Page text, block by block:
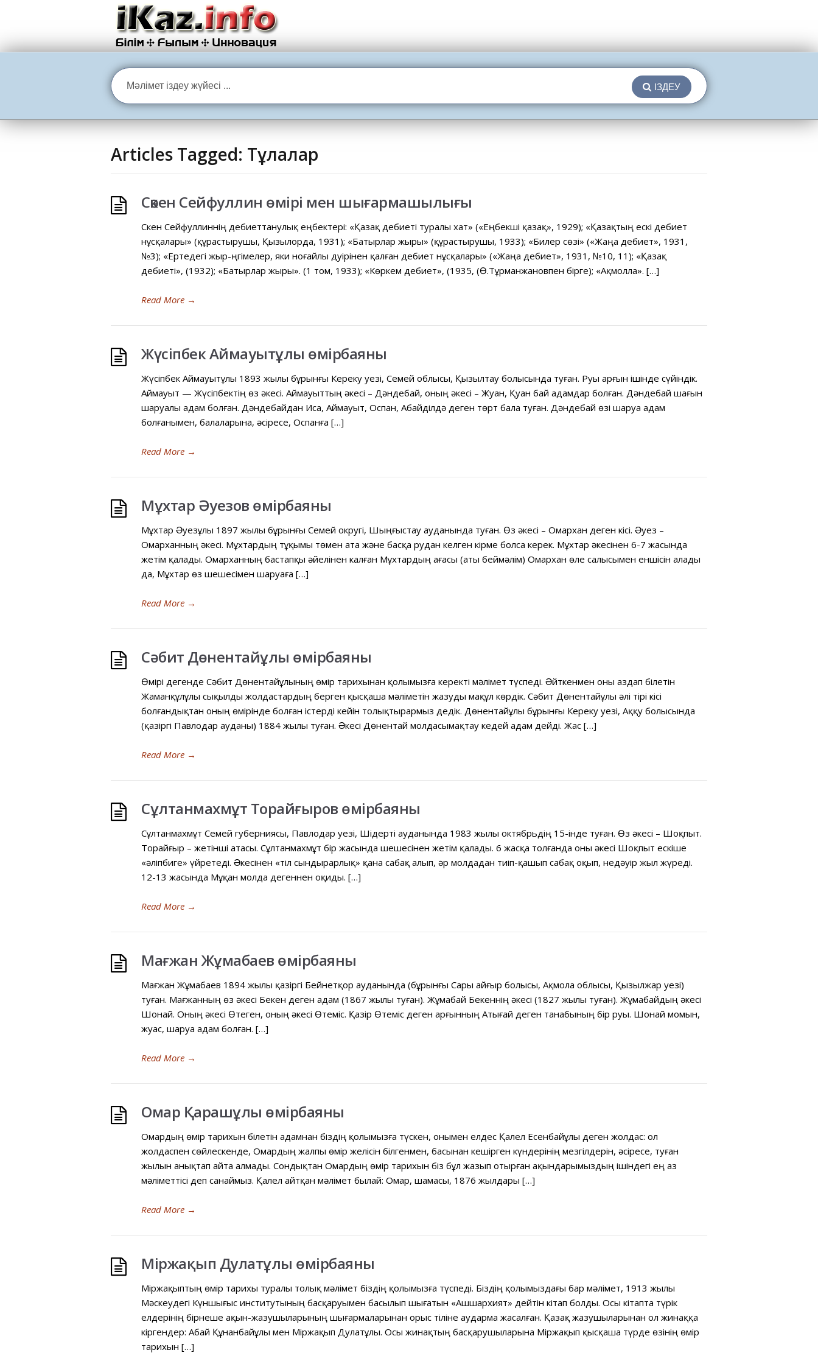
ІЗДЕУ
Articles Tagged: Тұлғалар
Сәкен Сейфуллин өмірі мен шығармашылығы
Сәкен Сейфуллиннің әдебиеттанулық еңбектері: «Қазақ әдебиеті туралы хат» («Еңбекші қазақ», 1929); «Қазақтың ескі әдебиет
нұсқалары» (құрастырушы, Қызылорда, 1931); «Батырлар жыры» (құрастырушы, 1933); «Билер сөзі» («Жаңа әдебиет», 1931,
№3); «Ертедегі жыр-әңгімелер, яки ноғайлы дәуірінен қалған әдебиет нұсқалары» («Жаңа әдебиет», 1931, №10, 11); «Қазақ
әдебиеті», (1932); «Батырлар жыры». (1 том, 1933); «Көркем әдебиет», (1935, (Ө.Тұрманжановпен бірге); «Ақмолла». […]
Read More →
Жүсіпбек Аймауытұлы өмірбаяны
Жүсіпбек Аймауытұлы 1893 жылы бұрынғы Кереку уезі, Семей облысы, Қызылтау болысында туған. Руы арғын ішінде сүйіндік.
Аймауыт — Жүсіпбектің өз əкесі. Аймауыттың əкесі – Дəндебай, оның əкесі – Жуан, Қуан бай адамдар болған. Дəндебай шағын
шаруалы адам болған. Дəндебайдан Иса, Аймауыт, Оспан, Абайділдə деген төрт бала туған. Дəндебай өзі шаруа адам
болғанымен, балаларына, əсіресе, Оспанға […]
Read More →
Мұхтар Әуезов өмірбаяны
Мұхтар Əуезұлы 1897 жылы бұрынғы Семей округі, Шыңғыстау ауданында туған. Өз əкесі – Омархан деген кісі. Əуез –
Омарханның əкесі. Мұхтардың тұқымы төмен ата жəне басқа рудан келген кірме болса керек. Мұхтар əкесінен 6-7 жасында
жетім қалады. Омарханның бастапқы əйелінен калған Мұхтардың ағасы (аты беймəлім) Омархан өле салысымен еншісін алады
да, Мұхтар өз шешесімен шаруаға […]
Read More →
Сəбит Дөнентайұлы өмірбаяны
Өмірі дегенде Сəбит Дөнентайұлының өмір тарихынан қолымызға керекті мəлімет түспеді. Əйткенмен оны аздап білетін
Жаманқұлұлы сықылды жолдастардың берген қысқаша мəліметін жазуды мақұл көрдік. Сəбит Дөнентайұлы əлі тірі кісі
болғандықтан оның өмірінде болған істерді кейін толықтырармыз дедік. Дөнентайұлы бұрынғы Кереку уезі, Аққу болысында
(қазіргі Павлодар ауданы) 1884 жылы туған. Əкесі Дөнентай молдасымақтау кедей адам дейді. Жас […]
Read More →
Сұлтанмахмұт Торайғыров өмірбаяны
Сұлтанмахмұт Семей губерниясы, Павлодар уезі, Шідерті ауданында 1983 жылы октябрьдің 15-інде туған. Өз əкесі – Шоқпыт.
Торайғыр – жетінші атасы. Сұлтанмахмұт бір жасында шешесінен жетім қалады. 6 жасқа толғанда оны əкесі Шоқпыт ескіше
«əліпбиге» үйретеді. Əкесінен «тіл сындырарлық» қана сабақ алып, əр молдадан тиіп-қашып сабақ оқып, недəуір жыл жүреді.
12-13 жасында Мұқан молда дегеннен оқиды. […]
Read More →
Мағжан Жұмабаев өмірбаяны
Мағжан Жұмабаев 1894 жылы қазіргі Бейнетқор ауданында (бұрынғы Сары айғыр болысы, Ақмола облысы, Қызылжар уезі)
туған. Мағжанның өз əкесі Бекен деген адам (1867 жылы туған). Жұмабай Бекеннің əкесі (1827 жылы туған). Жұмабайдың əкесі
Шонай. Оның əкесі Өтеген, оның əкесі Өтеміс. Қазір Өтеміс деген арғынның Атығай деген танабының бір руы. Шонай момын,
жуас, шаруа адам болған. […]
Read More →
Омар Қарашұлы өмірбаяны
Омардың өмір тарихын білетін адамнан біздің қолымызға түскен, онымен елдес Қалел Есенбайұлы деген жолдас: ол
жолдаспен сөйлескенде, Омардың жалпы өмір желісін білгенмен, басынан кешірген күндерінің мезгілдерін, əсіресе, туған
жылын анықтап айта алмады. Сондықтан Омардың өмір тарихын біз бұл жазып отырған ақындарымыздың ішіндегі ең аз
мəліметтісі деп санаймыз. Қалел айтқан мəлімет былай: Омар, шамасы, 1876 жылдары […]
Read More →
Міржақып Дулатұлы өмірбаяны
Міржақыптың өмір тарихы туралы толық мəлімет біздің қолымызға түспеді. Біздің қолымыздағы бар мəлімет, 1913 жылы
Мəскеудегі Күншығыс институтының басқаруымен басылып шығатын «Ашшархият» дейтін кітап болды. Осы кітапта түрік
елдерінің бірнеше ақын-жазушыларының шығармаларынан орыс тіліне аударма жасалған. Қазақ жазушыларынан ол жинаққа
кіргендер: Абай Құнанбайұлы мен Міржақып Дулатұлы. Осы жинақтың басқарушыларына Міржақып қысқаша түрде өзінің өмір
тарихын […]